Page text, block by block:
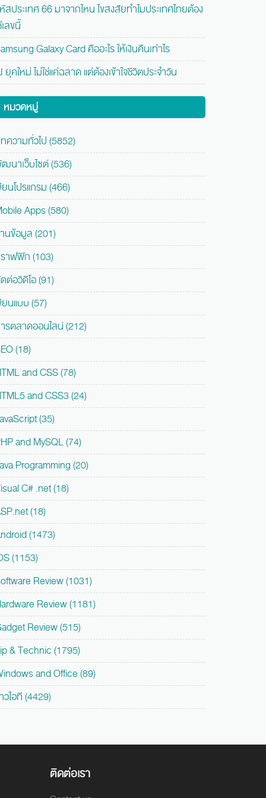
สประเทศ 66 มาจากไหน ไขสงสัยทำไมประเทศไทยต้อง
เลขนี้
Galaxy Card คืออะไร ให้เงินคืนเท่าไร
ยุคใหม่ ไม่ใช่แค่ฉลาด แต่ต้องเข้าใจชีวิตประจำวัน
หมวดหมู่
ความทั่วไป (5852)
นาเว็บไซต์ (536)
ยนโปรแกรม (466)
Apps (580)
นข้อมูล (201)
าฟฟิก (103)
ต่อวิดีโอ (91)
ยนแบบ (57)
รตลาดออนไลน์ (212)
(18)
and CSS (78)
and CSS3 (24)
(35)
and MySQL (74)
Programming (20)
C# .net (18)
(18)
(1473)
(1153)
Review (1031)
Review (1181)
Review (515)
& Technic (1795)
and Office (89)
วไอที (4429)
ติดต่อเรา